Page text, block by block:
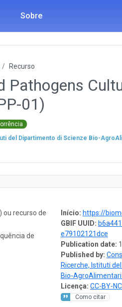
Sobre
Recurso
Pathogens
01)
del Dipartimento di Scienze Bio-
Início: https://
GBIF UUID:
e79102121dce
Publication date:
Published by:
Ricerche, Istituti
Bio-AgroAlimentari
Licença: CC-BY-
Como citar
ou recurso de
de